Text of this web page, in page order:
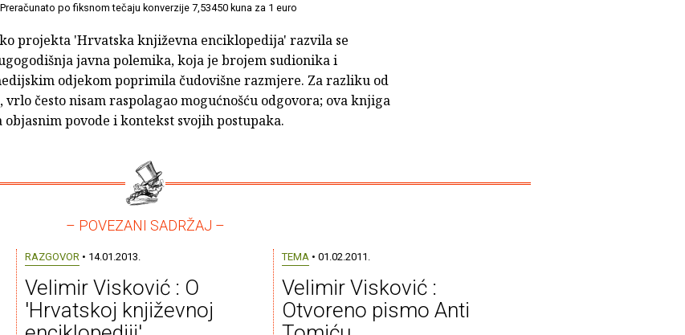
Preračunato po fiksnom tečaju konverzije 7,53450 kuna za 1 euro
projekta 'Hrvatska književna enciklopedija' razvila se
javna polemika, koja je brojem sudionika i
odjekom poprimila čudovišne razmjere. Za razliku od
često nisam raspolagao mogućnošću odgovora; ova knjiga
objasnim povode i kontekst svojih postupaka.
– POVEZANI SADRŽAJ –
RAZGOVOR • 14.01.2013.
Velimir Visković : O
'Hrvatskoj književnoj
TEMA • 01.02.2011.
Velimir Visković :
Otvoreno pismo Anti